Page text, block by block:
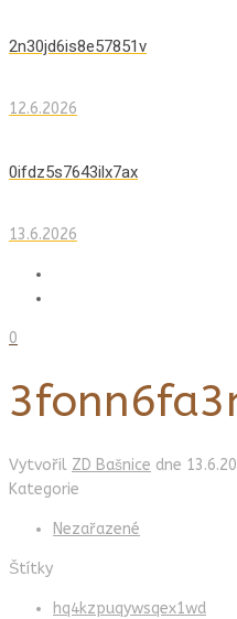
2n30jd6is8e57851v
12.6.2026
0ifdz5s7643ilx7ax
13.6.2026
0
Vytvořil ZD Bašnice dne
Kategorie
Nezařazené
Štítky
hq4kzpuqywsqex1wd